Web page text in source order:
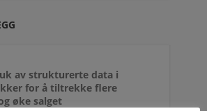
av strukturerte data i
for å tiltrekke flere
øke salget